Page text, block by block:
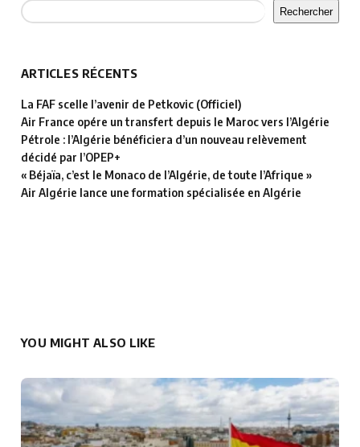
Rechercher
ARTICLES RÉCENTS
La FAF scelle l’avenir de Petkovic (Officiel)
Air France opére un transfert depuis le Maroc vers l’Algérie
Pétrole : l’Algérie bénéficiera d’un nouveau relèvement
décidé par l’OPEP+
« Béjaïa, c’est le Monaco de l’Algérie, de toute l’Afrique »
Air Algérie lance une formation spécialisée en Algérie
YOU MIGHT ALSO LIKE